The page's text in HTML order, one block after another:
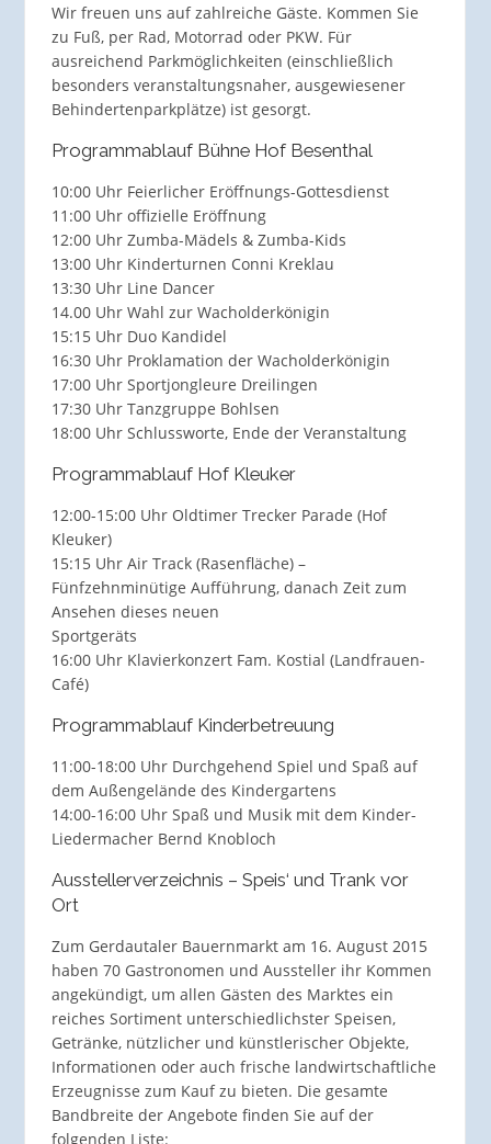
Wir freuen uns auf zahlreiche Gäste. Kommen Sie
zu Fuß, per Rad, Motorrad oder PKW. Für
ausreichend Parkmöglichkeiten (einschließlich
besonders veranstaltungsnaher, ausgewiesener
Behindertenparkplätze) ist gesorgt.
Programmablauf Bühne Hof Besenthal
10:00 Uhr Feierlicher Eröffnungs-Gottesdienst
11:00 Uhr offizielle Eröffnung
12:00 Uhr Zumba-Mädels & Zumba-Kids
13:00 Uhr Kinderturnen Conni Kreklau
13:30 Uhr Line Dancer
14.00 Uhr Wahl zur Wacholderkönigin
15:15 Uhr Duo Kandidel
16:30 Uhr Proklamation der Wacholderkönigin
17:00 Uhr Sportjongleure Dreilingen
17:30 Uhr Tanzgruppe Bohlsen
18:00 Uhr Schlussworte, Ende der Veranstaltung
Programmablauf Hof Kleuker
12:00-15:00 Uhr Oldtimer Trecker Parade (Hof
Kleuker)
15:15 Uhr Air Track (Rasenfläche) –
Fünfzehnminütige Aufführung, danach Zeit zum
Ansehen dieses neuen
Sportgeräts
16:00 Uhr Klavierkonzert Fam. Kostial (Landfrauen-
Café)
Programmablauf Kinderbetreuung
11:00-18:00 Uhr Durchgehend Spiel und Spaß auf
dem Außengelände des Kindergartens
14:00-16:00 Uhr Spaß und Musik mit dem Kinder-
Liedermacher Bernd Knobloch
Ausstellerverzeichnis – Speis‘ und Trank vor
Ort
Zum Gerdautaler Bauernmarkt am 16. August 2015
haben 70 Gastronomen und Aussteller ihr Kommen
angekündigt, um allen Gästen des Marktes ein
reiches Sortiment unterschiedlichster Speisen,
Getränke, nützlicher und künstlerischer Objekte,
Informationen oder auch frische landwirtschaftliche
Erzeugnisse zum Kauf zu bieten. Die gesamte
Bandbreite der Angebote finden Sie auf der
folgenden Liste: